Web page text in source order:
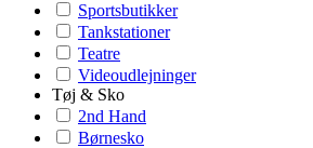
Sportsbutikker
Tankstationer
Teatre
Videoudlejninger
Tøj & Sko
2nd Hand
Børnesko